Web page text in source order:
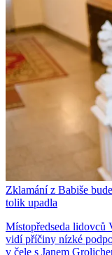
Zklamání z Babiše
tolik upadla
Místopředseda lidovců
vidí příčiny nízké
v čele s Janem